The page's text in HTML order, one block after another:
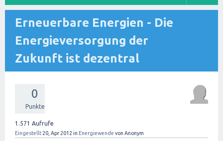
Erneuerbare Energien - Die
Energieversorgung der
Zukunft ist dezentral
0
Punkte
1.571 Aufrufe
Eingestellt 20, Apr 2012 in Energiewende von Anonym